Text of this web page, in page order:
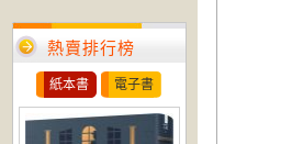
熱賣排行榜
紙本書 電子書